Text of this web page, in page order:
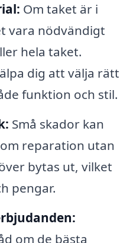
Om taket är i
vara nödvändigt
hela taket.
dig att välja rätt
funktion och stil.
Små skador kan
reparation utan
bytas ut, vilket
pengar.
om de bästa